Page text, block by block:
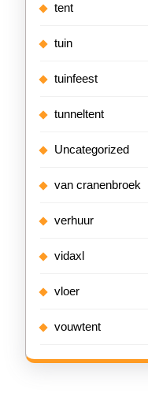
tent
tuin
tuinfeest
tunneltent
Uncategorized
van cranenbroek
verhuur
vidaxl
vloer
vouwtent